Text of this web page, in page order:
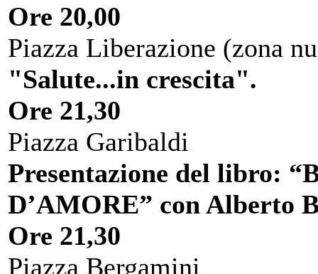
Ore 20,00
Piazza Liberazione (zona
"Salute...in crescita".
Ore 21,30
Piazza Garibaldi
Presentazione del libro:
D’AMORE” con Alberto
Ore 21,30
Piazza Bergamini